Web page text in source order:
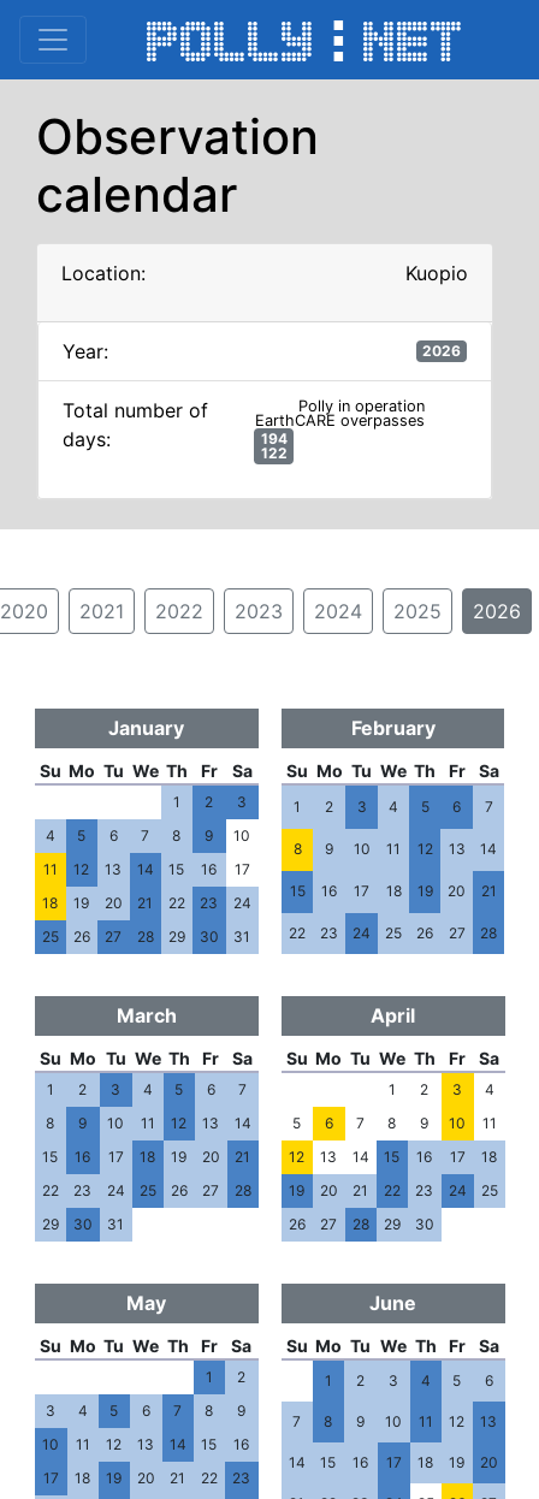
Observation
calendar
Location: Kuopio
Year: 2026
Total number of
days:
2020 2021 2022 2023 2024 2025 2026
January
Su Mo Tu We Th Fr Sa
1 2
3
4
5 6 7 8 9
10
11
12 13 14 15 16
17
18
19 20 21 22 23
24
25
26 27 28 29 30 31
February
Su Mo Tu We Th Fr Sa
1 2 3 4 5 6 7
8 9 10 11 12 13 14
15 16 17 18 19 20 21
22 23 24 25 26 27 28
March
Su Mo Tu We Th Fr Sa
1 2 3 4 5 6
7
8
9 10 11 12 13
14
15
16 17 18 19 20
21
22
23 24 25 26 27
28
29
30 31
April
Su Mo Tu We Th Fr Sa
1 2 3
4
5
6 7 8 9 10
11
12
13 14 15 16 17
18
19
20 21 22 23 24
25
26
27 28 29 30
May
Su Mo Tu We Th Fr Sa
1
2
3
4 5 6 7 8
9
10
11 12 13 14 15
16
17
18 19 20 21 22
23
June
Su Mo Tu We Th Fr Sa
1 2 3 4 5 6
7 8 9 10 11 12 13
14 15 16 17 18 19 20